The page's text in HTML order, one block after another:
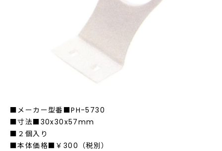
■メーカー型番■PH-5730
■寸法■30x30x57mm
■２個入り
■本体価格■￥300（税別）